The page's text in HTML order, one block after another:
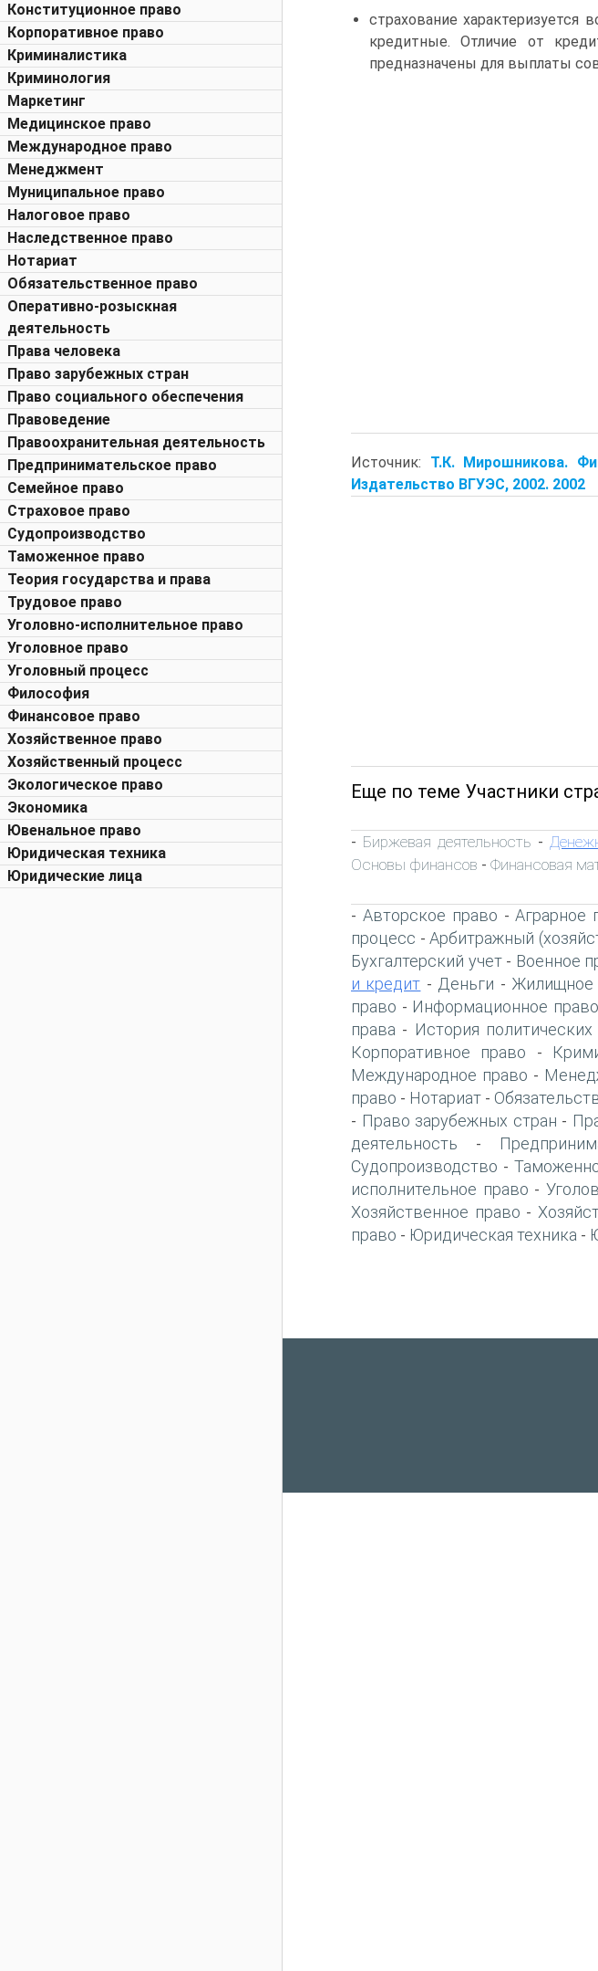
Конституционное право
Корпоративное право
Криминалистика
Криминология
Маркетинг
Медицинское право
Международное право
Менеджмент
Муниципальное право
Налоговое право
Наследственное право
Нотариат
Обязательственное право
Оперативно-розыскная
деятельность
Права человека
Право зарубежных стран
Право социального обеспечения
Правоведение
Правоохранительная деятельность
Предпринимательское право
Семейное право
Страховое право
Судопроизводство
Таможенное право
Теория государства и права
Трудовое право
Уголовно-исполнительное право
Уголовное право
Уголовный процесс
Философия
Финансовое право
Хозяйственное право
Хозяйственный процесс
Экологическое право
Экономика
Ювенальное право
Юридическая техника
Юридические лица
страхование
кредитные. Отличие от
предназначены для выплаты
Источник: Т.К. Мирошникова.
Издательство ВГУЭС, 2002. 2002
Еще по теме Участники
- Биржевая деятельность -
Основы финансов - Финансовая
- Авторское право -Аграрное
процесс -Арбитражный
Бухгалтерский учет- Военное
и кредит - Деньги - Жилищное
право - Информационное право
права - История
Корпоративное право -
Международное право -
право - Нотариат -
- Право зарубежных стран -
деятельность -
Судопроизводство -
исполнительное право -
Хозяйственное право -
право - Юридическая техника -